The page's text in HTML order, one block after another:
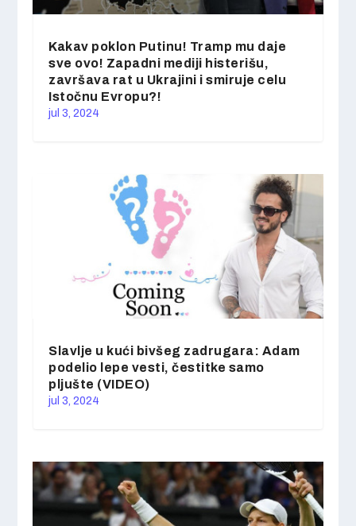
Kakav poklon Putinu! Tramp mu daje
sve ovo! Zapadni mediji histerišu,
završava rat u Ukrajini i smiruje celu
Istočnu Evropu?!
jul 3, 2024
Slavlje u kući bivšeg zadrugara: Adam
podelio lepe vesti, čestitke samo
pljušte (VIDEO)
jul 3, 2024